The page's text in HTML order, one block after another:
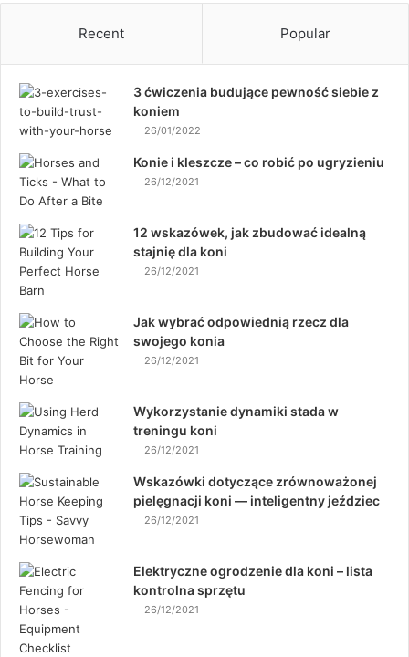
Recent Popular
3 ćwiczenia budujące pewność siebie z
koniem
26/01/2022
Konie i kleszcze – co robić po ugryzieniu
26/12/2021
12 wskazówek, jak zbudować idealną
stajnię dla koni
26/12/2021
Jak wybrać odpowiednią rzecz dla
swojego konia
26/12/2021
Wykorzystanie dynamiki stada w
treningu koni
26/12/2021
Wskazówki dotyczące zrównoważonej
pielęgnacji koni — inteligentny jeździec
26/12/2021
Elektryczne ogrodzenie dla koni – lista
kontrolna sprzętu
26/12/2021